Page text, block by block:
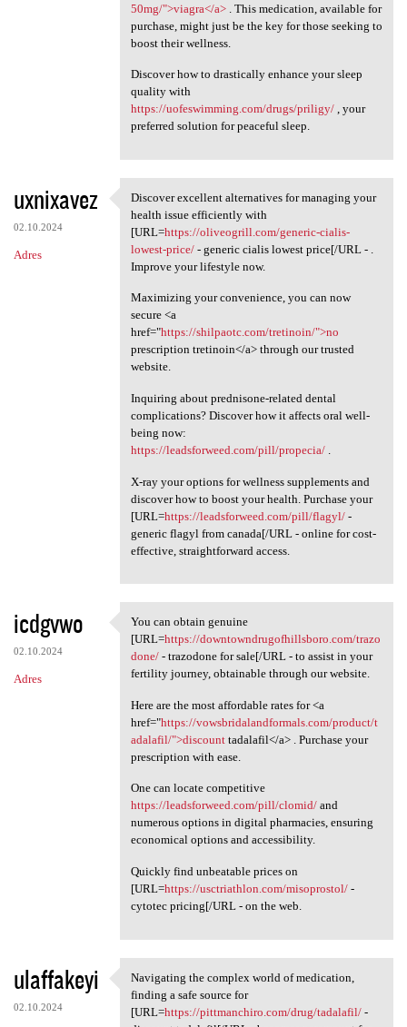
50mg/">viagra</a>. This medication, available for
purchase, might just be the key for those seeking to
boost their wellness.
Discover how to drastically enhance your sleep
quality with
https://uofeswimming.com/drugs/priligy/, your
preferred solution for peaceful sleep.
uxnixavez
02.10.2024
Adres
Discover excellent
Discover excellent alternatives for managing your
health issue efficiently with
[URL=https://oliveogrill.com/generic-cialis-
lowest-price/- generic cialis lowest price[/URL - .
Improve your lifestyle now.
Maximizing your convenience, you can now
secure <a
href="https://shilpaotc.com/tretinoin/">no
prescription tretinoin</a> through our trusted
website.
Inquiring about prednisone-related dental
complications? Discover how it affects oral well-
being now:
https://leadsforweed.com/pill/propecia/.
X-ray your options for wellness supplements and
discover how to boost your health. Purchase your
[URL=https://leadsforweed.com/pill/flagyl/-
generic flagyl from canada[/URL - online for cost-
effective, straightforward access.
icdgvwo
02.10.2024
Adres
You can obtain genuine [URL
You can obtain genuine
[URL=https://downtowndrugofhillsboro.com/trazo
done/- trazodone for sale[/URL - to assist in your
fertility journey, obtainable through our website.
Here are the most affordable rates for <a
href="https://vowsbridalandformals.com/product/t
adalafil/">discounttadalafil</a> . Purchase your
prescription with ease.
One can locate competitive
https://leadsforweed.com/pill/clomid/and
numerous options in digital pharmacies, ensuring
economical options and accessibility.
Quickly find unbeatable prices on
[URL=https://usctriathlon.com/misoprostol/-
cytotec pricing[/URL - on the web.
ulaffakeyi
02.10.2024
Navigating the complex world
Navigating the complex world of medication,
finding a safe source for
[URL=https://pittmanchiro.com/drug/tadalafil/-